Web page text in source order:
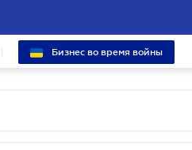
Бизнес во время войны